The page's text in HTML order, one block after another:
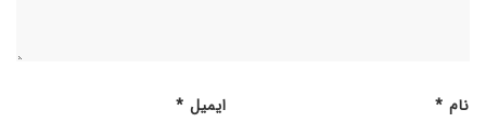
نام * ایمیل *